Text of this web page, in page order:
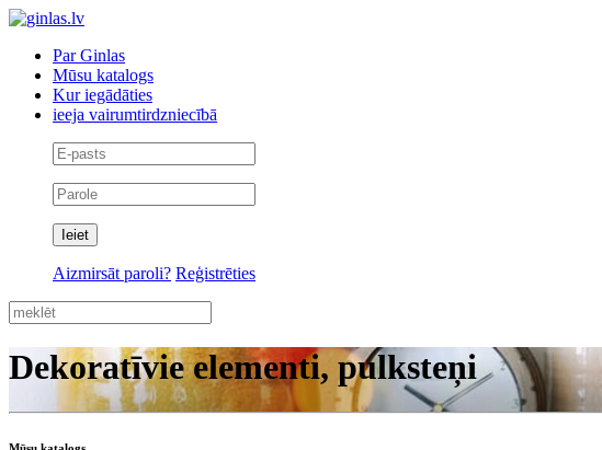
Par Ginlas
Mūsu katalogs
Kur iegādāties
ieeja vairumtirdzniecībā
Aizmirsāt paroli? Reģistrēties
Dekoratīvie elementi, pulksteņi